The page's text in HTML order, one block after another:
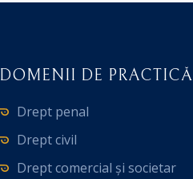
DOMENII DE PRACTICĂ
Drept penal
Drept civil
Drept comercial și societar